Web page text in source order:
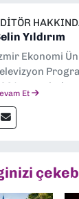
Yıldırım
Ekonomi
senesinde
editörlük
Et